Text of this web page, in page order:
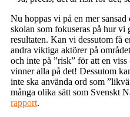
Nu hoppas vi på en mer
skolan som fokuseras på hur vi
resultaten. Kan vi dessutom få
andra viktiga aktörer på
och inte på ”risk” för att en
vinner alla på det! Dessutom
inte ska använda ord som
många olika sätt som Svenskt
rapport.